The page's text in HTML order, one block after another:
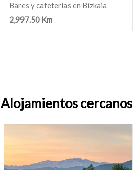
Bares y cafeterías en Bizkaia
2,997.50 Km
Alojamientos cercanos